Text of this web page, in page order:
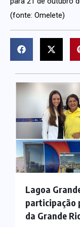
(fonte: Omelete)
Lagoa
participação
da Grande